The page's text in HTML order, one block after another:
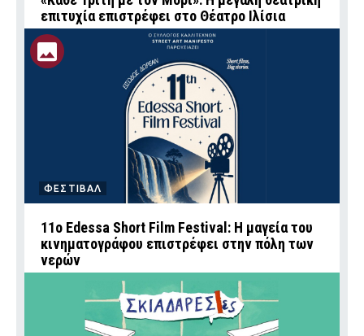
επιτυχία επιστρέφει στο Θέατρο Ιλίσια
ΦΕΣΤΙΒΑΛ
11ο Edessa Short Film Festival: Η μαγεία του
κινηματογράφου επιστρέφει στην πόλη των
νερών